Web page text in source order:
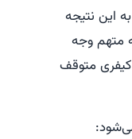
این نتیجه
متهم وجه
کیفری متوقف